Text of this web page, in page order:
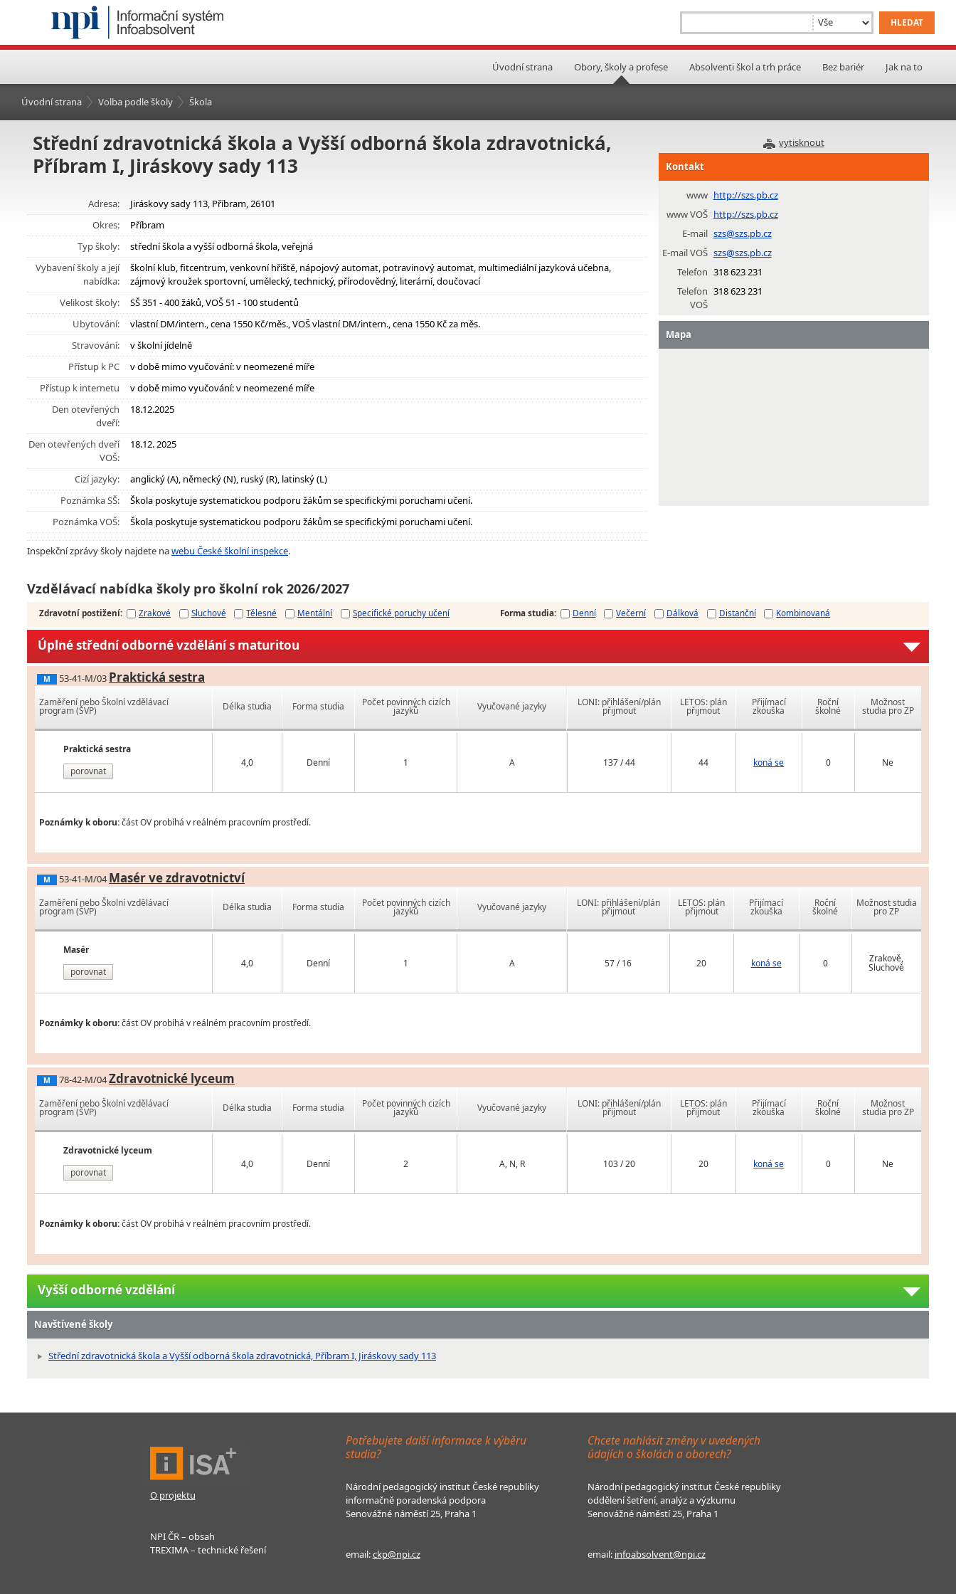
Úvodní strana Obory, školy a profese Absolventi škol a trh práce Bez bariér Jak na to
Úvodní strana Volba podle školy Škola
vytisknout
Střední zdravotnická škola a Vyšší odborná škola zdravotnická,
Příbram I, Jiráskovy sady 113
Adresa:
Jiráskovy sady 113, Příbram, 26101
Okres:
Příbram
Typ školy:
střední škola a vyšší odborná škola, veřejná
Vybavení školy a její
nabídka:
školní klub, fitcentrum, venkovní hřiště, nápojový automat, potravinový automat, multimediální jazyková učebna,
zájmový kroužek sportovní, umělecký, technický, přírodovědný, literární, doučovací
Velikost školy:
SŠ 351 - 400 žáků, VOŠ 51 - 100 studentů
Ubytování:
vlastní DM/intern., cena 1550 Kč/měs., VOŠ vlastní DM/intern., cena 1550 Kč za měs.
Stravování:
v školní jídelně
Přístup k PC
v době mimo vyučování: v neomezené míře
Přístup k internetu
v době mimo vyučování: v neomezené míře
Den otevřených
dveří:
18.12.2025
Den otevřených dveří
VOŠ:
18.12. 2025
Cizí jazyky:
anglický (A), německý (N), ruský (R), latinský (L)
Poznámka SŠ:
Škola poskytuje systematickou podporu žákům se specifickými poruchami učení.
Poznámka VOŠ:
Škola poskytuje systematickou podporu žákům se specifickými poruchami učení.
Inspekční zprávy školy najdete nawebu České školní inspekce.
Kontakt
www http://szs.pb.cz
www VOŠ http://szs.pb.cz
E-mail szs@szs.pb.cz
E-mail VOŠ szs@szs.pb.cz
Telefon 318 623 231
Telefon
VOŠ
318 623 231
Mapa
Vzdělávací nabídka školy pro školní rok 2026/2027
Zdravotní postižení: Zrakové Sluchové Tělesné Mentální Specifické poruchy učení Forma studia: Denní Večerní Dálková Distanční Kombinovaná
Úplné střední odborné vzdělání s maturitou
M 53-41-M/03 Praktická sestra
Zaměření nebo Školní vzdělávací
program (ŠVP)
Praktická sestra
porovnat
Délka studia Forma studia Počet povinných cizích
jazyků Vyučované jazyky
4,0 Denní 1 A
LONI: přihlášení/plán
přijmout
LETOS: plán
přijmout
Přijímací
zkouška
Roční
školné
Možnost
studia pro ZP
137 / 44 44 koná se 0 Ne
Poznámky k oboru:část OV probíhá v reálném pracovním prostředí.
M 53-41-M/04 Masér ve zdravotnictví
Zaměření nebo Školní vzdělávací
program (ŠVP)
Masér
porovnat
Délka studia Forma studia Počet povinných cizích
jazyků Vyučované jazyky
4,0 Denní 1 A
LONI: přihlášení/plán
přijmout
LETOS: plán
přijmout
Přijímací
zkouška
Roční
školné
Možnost studia
pro ZP
57 / 16 20 koná se 0 Zrakově,
Sluchově
Poznámky k oboru:část OV probíhá v reálném pracovním prostředí.
M 78-42-M/04Zdravotnické lyceum
Zaměření nebo Školní vzdělávací
program (ŠVP)
Zdravotnické lyceum
porovnat
Délka studia Forma studia Počet povinných cizích
jazyků Vyučované jazyky
4,0 Denní 2 A, N, R
LONI: přihlášení/plán
přijmout
LETOS: plán
přijmout
Přijímací
zkouška
Roční
školné
Možnost
studia pro ZP
103 / 20 20 koná se 0 Ne
Poznámky k oboru:část OV probíhá v reálném pracovním prostředí.
Vyšší odborné vzdělání
Navštívené školy
Střední zdravotnická škola a Vyšší odborná škola zdravotnická, Příbram I, Jiráskovy sady 113
O projektu
NPI ČR – obsah
TREXIMA – technické řešení
Potřebujete další informace k výběru
studia?
Národní pedagogický institut České republiky
informačně poradenská podpora
Senovážné náměstí 25, Praha 1
email:ckp@npi.cz
Chcete nahlásit změny v uvedených
údajích o školách a oborech?
Národní pedagogický institut České republiky
oddělení šetření, analýz a výzkumu
Senovážné náměstí 25, Praha 1
email: infoabsolvent@npi.cz